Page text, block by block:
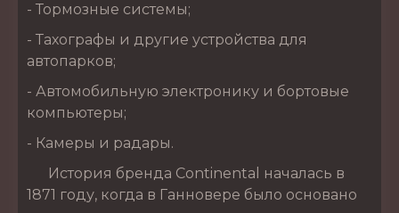
- Тормозные системы;
- Тахографы и другие устройства для
автопарков;
- Автомобильную электронику и бортовые
компьютеры;
- Камеры и радары.
История бренда Continental началась в
1871 году, когда в Ганновере было основано